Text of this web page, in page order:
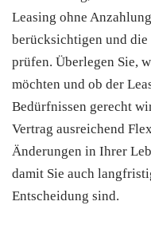
Leasing ohne
berücksichtigen und
prüfen. Überlegen Sie,
möchten und ob der
Bedürfnissen gerecht
Vertrag ausreichend
Änderungen in Ihrer
damit Sie auch
Entscheidung sind.